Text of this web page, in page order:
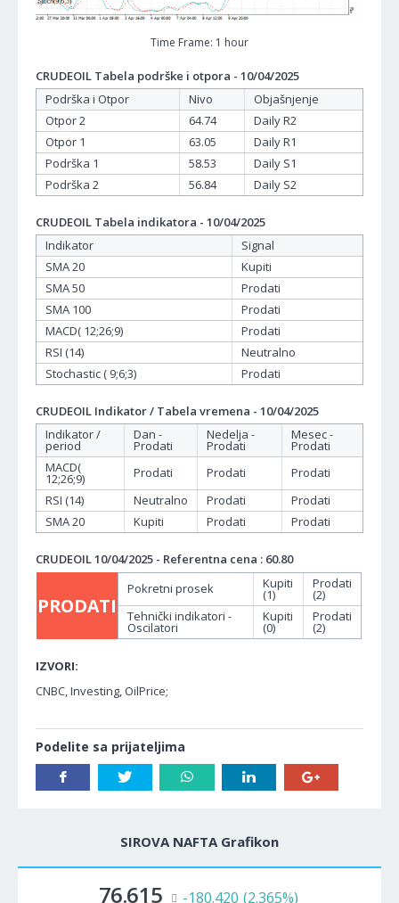
Time Frame: 1 hour
CRUDEOIL Tabela podrške i otpora - 10/04/2025
Podrška i Otpor
Nivo
Objašnjenje
Otpor 2
64.74
Daily R2
Otpor 1
63.05
Daily R1
Podrška 1
58.53
Daily S1
Podrška 2
56.84 Daily S2
CRUDEOIL Tabela indikatora - 10/04/2025
Indikator
Signal
SMA 20
Kupiti
SMA 50
Prodati
SMA 100
Prodati
MACD( 12;26;9)
Prodati
RSI (14)
Neutralno
Stochastic ( 9;6;3)
Prodati
CRUDEOIL Indikator / Tabela vremena - 10/04/2025
Indikator /
period
Dan -
Prodati
Nedelja -
Prodati
Mesec -
Prodati
MACD(
12;26;9) Prodati Prodati
Prodati
RSI (14)
Neutralno Prodati
Prodati
SMA 20
Kupiti Prodati Prodati
CRUDEOIL 10/04/2025 - Referentna cena : 60.80
PRODATI
Pokretni prosek Kupiti
(1)
Prodati
(2)
Tehnički indikatori -
Oscilatori
Kupiti
(0)
Prodati
(2)
IZVORI:
CNBC, Investing, OilPrice;
Podelite sa prijateljima
SIROVA NAFTA Grafikon
76.615 -180.420 (2.365%)